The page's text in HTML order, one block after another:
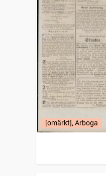
[omärkt], Arboga